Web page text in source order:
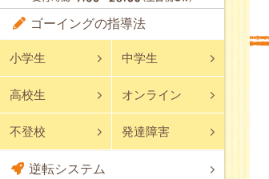
ゴーイングの指導法
小学生 中学生
高校生 オンライン
不登校 発達障害
逆転システム